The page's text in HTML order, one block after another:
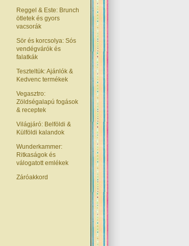
Reggel & Este: Brunch
ötletek és gyors
vacsorák
Sör és korcsolya: Sós
vendégvárók és
falatkák
Teszteltük: Ajánlók &
Kedvenc termékek
Vegasztro:
Zöldségalapú fogások
& receptek
Világjáró: Belföldi &
Külföldi kalandok
Wunderkammer:
Ritkaságok és
válogatott emlékek
Záróakkord